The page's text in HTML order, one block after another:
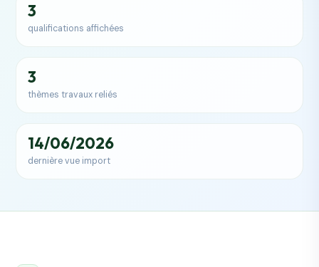
3
qualifications affichées
3
thèmes travaux reliés
14/06/2026
dernière vue import